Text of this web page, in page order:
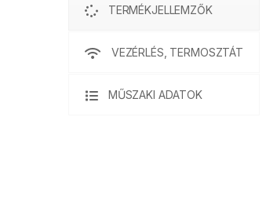
TERMÉKJELLEMZŐK
VEZÉRLÉS, TERMOSZTÁT
MŰSZAKI ADATOK